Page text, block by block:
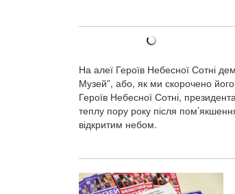
На алеї Героїв Небесної Сотні
Музей”, або, як ми скорочено його
Героїв Небесної Сотні,
теплу пору року після
відкритим небом.